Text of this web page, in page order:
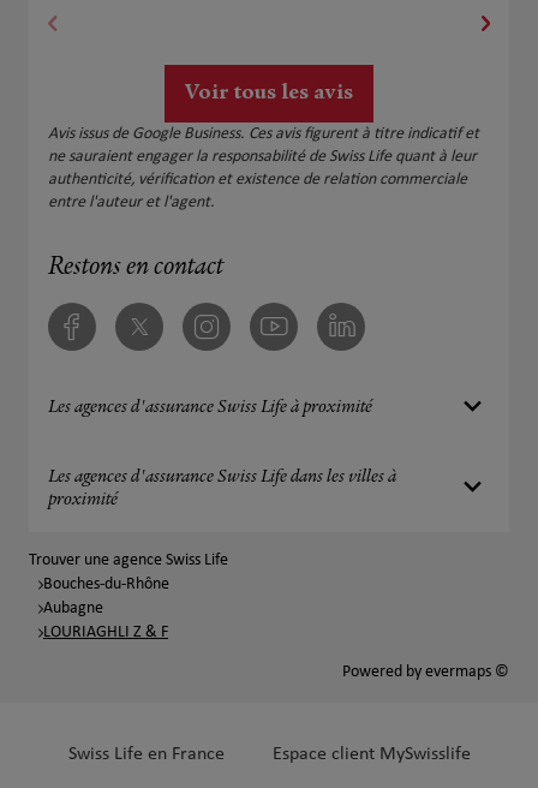
Voir tous les avis
Avis issus de Google Business. Ces avis figurent à titre indicatif et
ne sauraient engager la responsabilité de Swiss Life quant à leur
authenticité, vérification et existence de relation commerciale
entre l'auteur et l'agent.
Restons en contact
FacebookTwitter InstagramYoutube Linkedin
Les agences d'assurance Swiss Life à proximité
Les agences d'assurance Swiss Life dans les villes à
proximité
Trouver une agence Swiss Life
Bouches-du-Rhône
Aubagne
LOURIAGHLI Z & F
Powered by evermaps ©
Swiss Life en France Espace client MySwisslife